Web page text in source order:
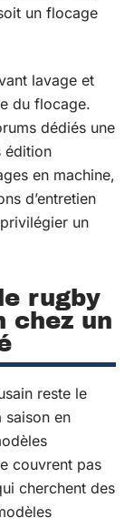
un flocage
lavage et
du flocage.
dédiés une
édition
en machine,
d’entretien
un
rugby
chez un
reste le
saison en
couvrent pas
cherchent des